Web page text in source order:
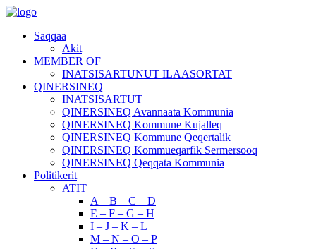
Saqqaa
Akit
MEMBER OF
INATSISARTUNUT ILAASORTAT
QINERSINEQ
INATSISARTUT
QINERSINEQ Avannaata Kommunia
QINERSINEQ Kommune Kujalleq
QINERSINEQ Kommune Qeqertalik
QINERSINEQ Kommueqarfik Sermersooq
QINERSINEQ Qeqqata Kommunia
Politikerit
ATIT
A – B – C – D
E – F – G – H
I – J – K – L
M – N – O – P